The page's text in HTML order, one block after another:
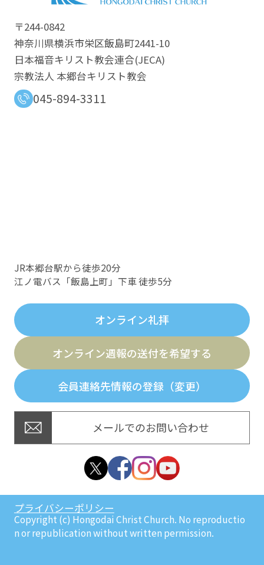
〒244-0842
神奈川県横浜市栄区飯島町2441-10
日本福音キリスト教会連合​(JECA)
宗教法人 本郷台キリスト教会
045-894-3311
JR本郷台駅から徒歩20分
江ノ電バス「飯島上町」下車 徒歩5分
オンライン礼拝
オンライン週報の送付を希望する
会員連絡先情報の登録（変更）
メールでのお問い合わせ
プライバシーポリシー
Copyright (c) Hongodai Christ Church. No reproductio
n or republication without written permission.